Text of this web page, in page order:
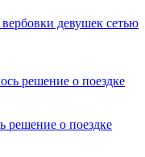
девушек сетью
решение о поездке